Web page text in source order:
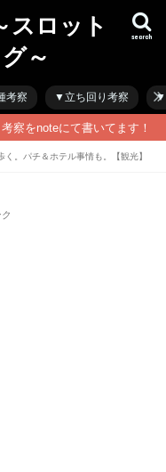
スロット
～
search
考察 ▼立ち回り考察 ▼
察をnoteにて書いてます！
く。パチ＆ホテル事情も。【観光】